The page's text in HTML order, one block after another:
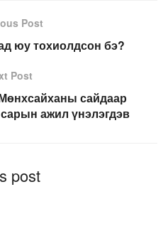
Post
юу тохиолдсон бэ?
Post
сайдаар
ажил үнэлэгдэв
post